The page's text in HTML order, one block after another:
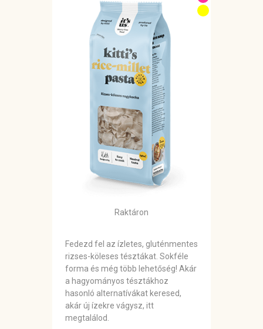
Raktáron
Fedezd fel az ízletes, gluténmentes
rizses-köleses tésztákat. Sokféle
forma és még több lehetőség! Akár
a hagyományos tésztákhoz
hasonló alternatívákat keresed,
akár új ízekre vágysz, itt
megtalálod.